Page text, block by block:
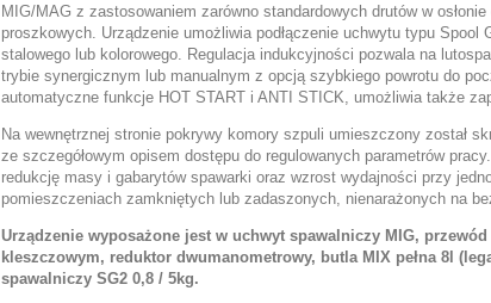
MIG/MAG z zastosowaniem zarówno standardowych drutów w
proszkowych. Urządzenie umożliwia podłączenie uchwytu typu
stalowego lub kolorowego. Regulacja indukcyjności pozwala na
trybie synergicznym lub manualnym z opcją szybkiego powrotu do
automatyczne funkcje HOT START i ANTI STICK, umożliwia także
Na wewnętrznej stronie pokrywy komory szpuli umieszczony został
ze szczegółowym opisem dostępu do regulowanych parametrów
redukcję masy i gabarytów spawarki oraz wzrost wydajności przy
pomieszczeniach zamkniętych lub zadaszonych, nienarażonych na
Urządzenie wyposażone jest w uchwyt spawalniczy MIG,
kleszczowym, reduktor dwumanometrowy, butla MIX pełna 8l
spawalniczy SG2 0,8 / 5kg.